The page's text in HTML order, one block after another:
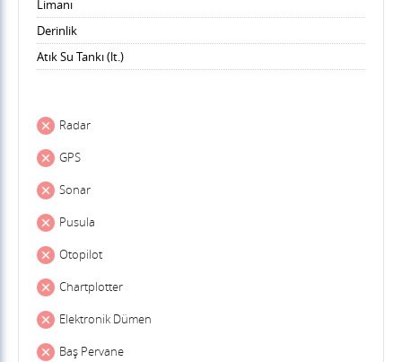
Limanı
Derinlik
Atık Su Tankı (lt.)
Radar
GPS
Sonar
Pusula
Otopilot
Chartplotter
Elektronik Dümen
Baş Pervane